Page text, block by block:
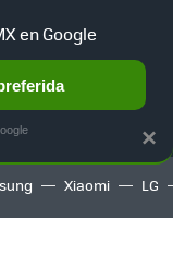
TERRITORIO
Xiaomi LG
×
en Google